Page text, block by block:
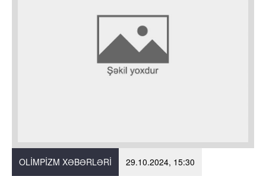
OLIMPIZM XƏBƏRLƏRI 29.10.2024, 15:30